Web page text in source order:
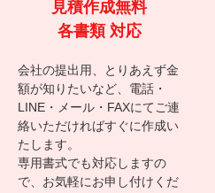
ご購入金額によって割引サー
ビスを実施しています。
自動的に割引価格が反映され
るので、お客様からお申し出
いただく必要はございませ
ん。